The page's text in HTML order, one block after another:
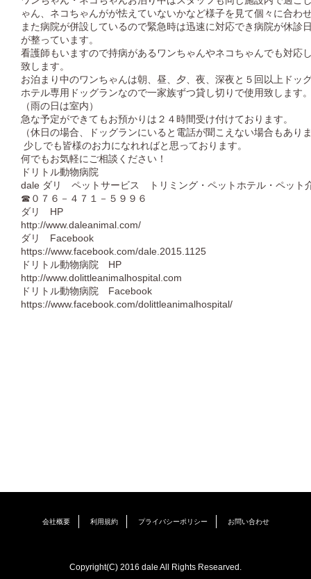
ゃん、ネコちゃんがが怯えていないかなど様子を見て個々に合わ
また病院が併設しているので緊急時は迅速に対応でき病院が休診
が整っています。
看護師もいますので持病があるワンちゃんやネコちゃんでも対応
致します。
お泊まり中のワンちゃんは朝、昼、夕、夜、深夜と５回以上ドッ
ホテル専用ドッグランなので一家族ずつ貸し切りで使用致します
（雨の日は室内）
急な予定ができてもお預かりは２４時間受け付けております。
（休日の場合、ドッグランにいると電話が聞こえない場合もあり
少しでも皆様のお力になれればと思っております。
何でもお気軽にご相談ください！
ドリトル動物病院
dale ダリ ペットサービス トリミング・ペットホテル・ペット
☎０７６－４７１－５９９６
ダリ HP
http://www.daleanimal.com/
ダリ Facebook
https://www.facebook.com/dale.2015.1125
ドリトル動物病院 HP
http://www.dolittleanimalhospital.com
ドリトル動物病院 Facebook
https://www.facebook.com/dolittleanimalhospital/
会社概要 利用規約 プライバシーポリシー お問い合わせ
Copyright(C) 2016 dale All Rights Researved.